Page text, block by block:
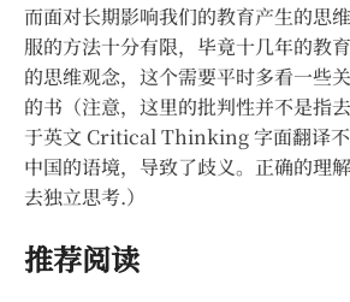
而面对长期影响我们的教育产生的思
服的方法十分有限，毕竟十几年的教
的思维观念，这个需要平时多看一些
的书（注意，这里的批判性并不是指
于英文 Critical Thinking 字面翻译不
中国的语境，导致了歧义。正确的理
去独立思考.）
推荐阅读